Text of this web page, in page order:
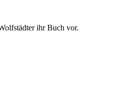
ihr Buch vor.